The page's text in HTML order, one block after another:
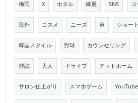
梅雨 X ホタル 綺麗 SNS コ
海外 コスメ ニーズ 車 ショート
韓国スタイル 野球 カウンセリング
雑誌 大人 ドライブ アットホーム
サロン仕上がり スマホゲーム YouTube